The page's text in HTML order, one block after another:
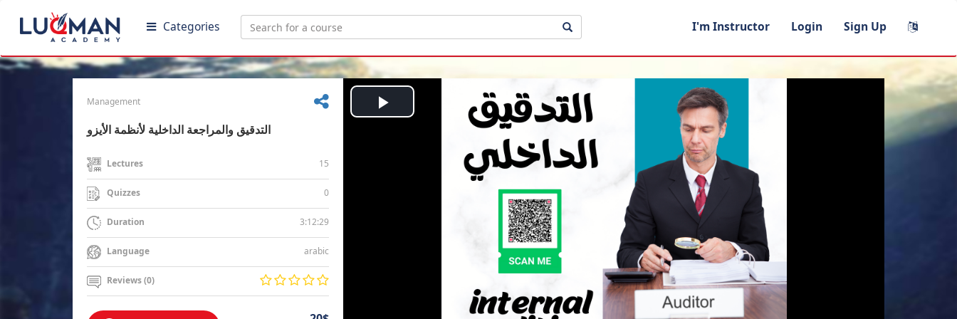
Categories I'm Instructor Login Sign Up
Management
التدقيق والمراجعة الداخلية لأنظمة الأيزو
Lectures 15
Quizzes 0
Duration 3:12:29
Language arabic
Reviews (0)
Play